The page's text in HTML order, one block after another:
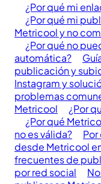
¿Por qué mi
¿Por qué mi
Metricool y no
¿Por qué no
automática?
publicación y
Instagram y
problemas
Metricool
¿Por
¿Por qué
no es válida?
desde Metricool
frecuentes de
por red social